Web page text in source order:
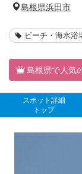
島根県浜田市
ビーチ・海水浴
島根県で人気
スポット詳細
トップ